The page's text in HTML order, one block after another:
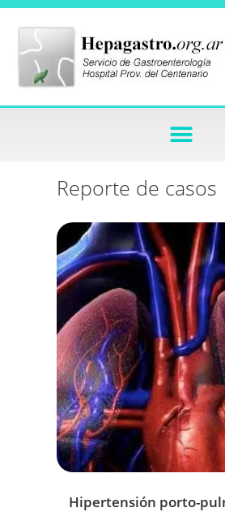
Reporte de casos
Hipertensión porto-